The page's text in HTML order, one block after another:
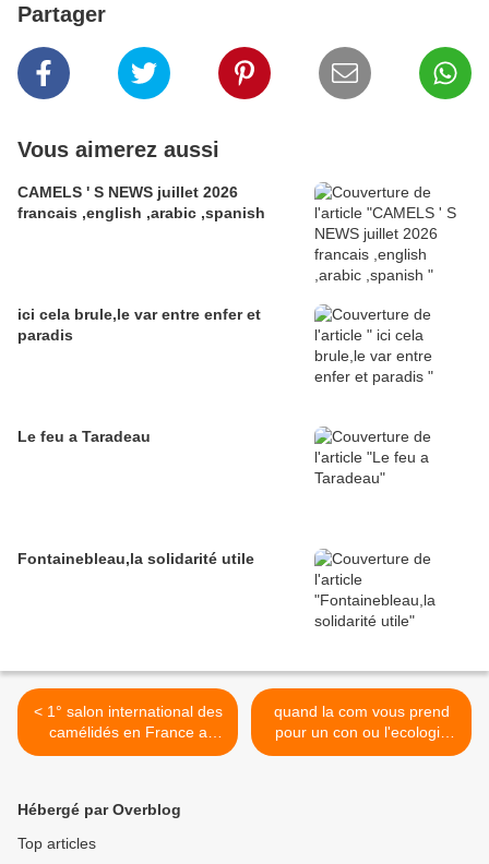
Partager
Vous aimerez aussi
CAMELS ' S NEWS juillet 2026
francais ,english ,arabic ,spanish
ici cela brule,le var entre enfer et
paradis
Le feu a Taradeau
Fontainebleau,la solidarité utile
< 1° salon international des
camélidés en France a
janvry
quand la com vous prend
pour un con ou l'ecologie
pour bobos >
Hébergé par Overblog
Top articles